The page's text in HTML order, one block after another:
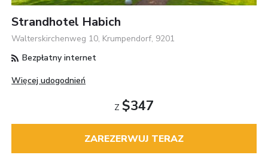
Strandhotel Habich
Walterskirchenweg 10, Krumpendorf, 9201
Bezpłatny internet
Więcej udogodnień
Z $347
ZAREZERWUJ TERAZ